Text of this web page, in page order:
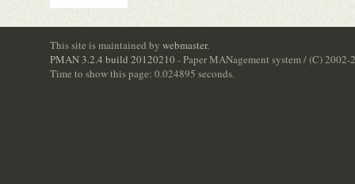
This site is maintained by webmaster.
PMAN 3.2.4 build 20120210 - Paper MANagement system / (C)
Time to show this page: 0.024895 seconds.